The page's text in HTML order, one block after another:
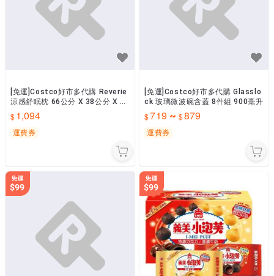
[免運]Costco好市多代購 Reverie
涼感舒眠枕 66公分 X 38公分 X 11
公分
1,094
運費券
[免運]Costco好市多代購 Glasslo
ck 玻璃微波碗含蓋 8件組 900毫升
719~ 879
運費券